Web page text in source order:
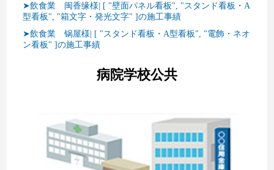
➤飲食業 闽香缘様| [ "壁面パネル看板", "スタンド看板・A
型看板", "箱文字・発光文字" ]の施工事績
➤飲食業 锅屋様| [ "スタンド看板・A型看板", "電飾・ネオ
ン看板" ]の施工事績
病院学校公共